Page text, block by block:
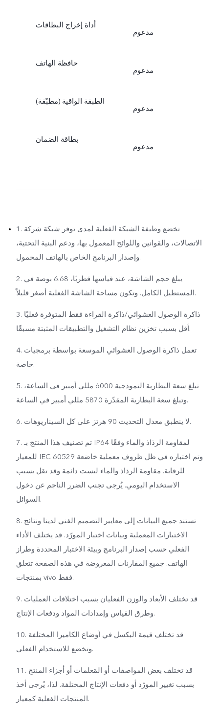
أداة إخراج البطاقات
مدعوم
حافظة الهاتف
مدعوم
الطبقة الواقية (مطبّقة)
مدعوم
بطاقة الضمان
مدعوم
1. تخضع وظيفة الشبكة الفعلية لمدى توفر شبكة شركة
الاتصالات، والقوانين واللوائح المعمول بها، ودعم البنية التحتية،
وإصدار البرنامج الخاص بالهاتف المحمول.
2. يبلغ حجم الشاشة، عند قياسها قطريًا، 6.68 بوصة في
المستطيل الكامل. وتكون مساحة الشاشة الفعلية أصغر قليلاً.
3. ذاكرة الوصول العشوائي/ذاكرة القراءة فقط المتوفرة فعليًا
أقل بسبب تخزين نظام التشغيل والتطبيقات المثبتة مسبقًا.
4. تعمل ذاكرة الوصول العشوائي الموسعة بواسطة برمجيات
خاصة.
5. تبلغ سعة البطارية النموذجية 6000 مللي أمبير في الساعة،
وتبلغ سعة البطارية المقدّرة 5870 مللي أمبير في الساعة.
6. لا ينطبق معدل التحديث 90 هرتز على كل السيناريوهات.
7. تم تصنيف هذا المنتج بـ IP64 لمقاومة الرذاذ والماء وفقًا
للمعيار IEC 60529 وتم اختباره في ظل ظروف معملية خاضعة
للرقابة. مقاومة الرذاذ والماء ليست دائمة وقد تقل بسبب
الاستخدام اليومي. يُرجى تجنب الضرر الناجم عن دخول
السوائل.
8. تستند جميع البيانات إلى معايير التصميم الفني لدينا ونتائج
الاختبارات المعملية وبيانات اختبار المورّد. قد يختلف الأداء
الفعلي حسب إصدار البرنامج وبيئة الاختبار المحددة وطراز
الهاتف. جميع المقارنات المعروضة في هذه الصفحة تتعلق
بمنتجات vivo فقط.
9. قد تختلف الأبعاد والوزن الفعليان بسبب اختلافات العمليات
وطرق القياس وإمدادات المواد ودفعات الإنتاج.
10. قد تختلف قيمة البكسل في أوضاع الكاميرا المختلفة
وتخضع للاستخدام الفعلي.
11. قد تختلف بعض المواصفات أو المَعلمات أو أجزاء المنتج
بسبب تغيير المورّد أو دفعات الإنتاج المختلفة. لذا، يُرجى أخذ
المنتجات الفعلية كمعيار.